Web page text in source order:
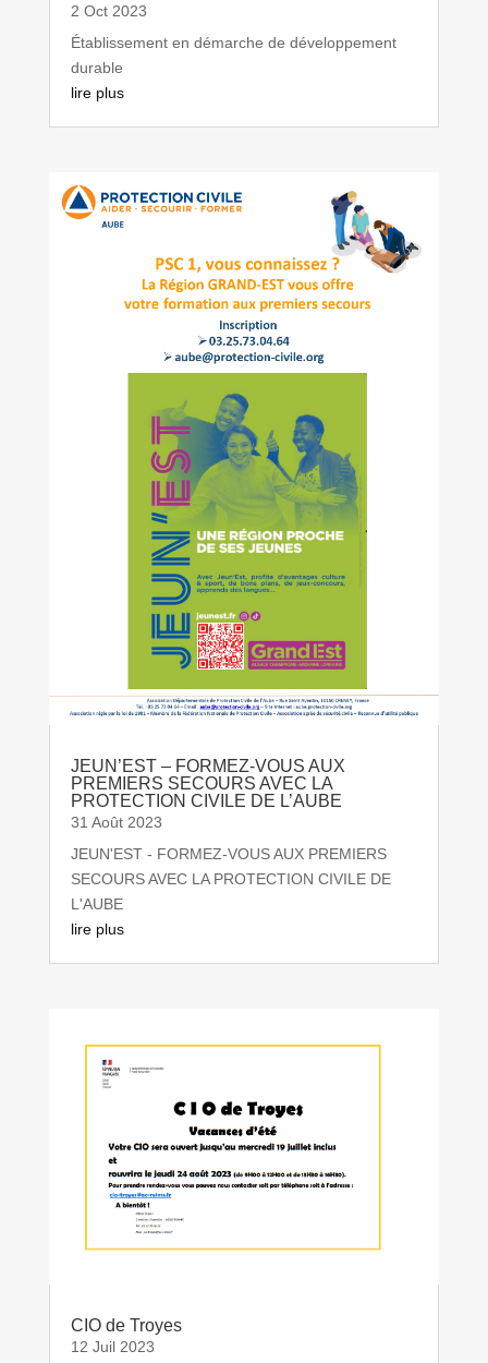
2 Oct 2023
Établissement en démarche de développement
durable
lire plus
JEUN’EST – FORMEZ-VOUS AUX
PREMIERS SECOURS AVEC LA
PROTECTION CIVILE DE L’AUBE
31 Août 2023
JEUN'EST - FORMEZ-VOUS AUX PREMIERS
SECOURS AVEC LA PROTECTION CIVILE DE
L'AUBE
lire plus
CIO de Troyes
12 Juil 2023